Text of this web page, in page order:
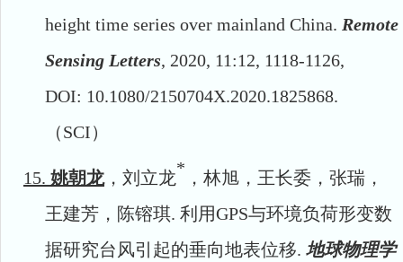
height time series over mainland China. Remote
Sensing Letters, 2020, 11:12, 1118-1126,
DOI: 10.1080/2150704X.2020.1825868.
（SCI）
15. 姚朝龙，刘立龙* ，林旭，王长委，张瑞，
王建芳，陈镕琪. 利用GPS与环境负荷形变数
据研究台风引起的垂向地表位移. 地球物理学